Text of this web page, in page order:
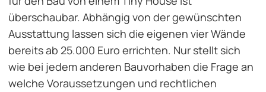
überschaubar. Abhängig von der gewünschten
Ausstattung lassen sich die eigenen vier Wände
bereits ab 25.000 Euro errichten. Nur stellt sich
wie bei jedem anderen Bauvorhaben die Frage an
welche Voraussetzungen und rechtlichen